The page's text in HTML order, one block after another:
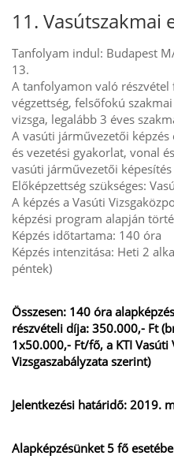
11. Vasútszakmai
Tanfolyam indul: Budapest
13.
A tanfolyamon való
végzettség, felsőfokú
vizsga, legalább 3 éves
A vasúti járművezetői
és vezetési gyakorlat, vonal
vasúti járművezetői képesítés
Előképzettség szükséges:
A képzés a Vasúti
képzési program alapján
Képzés időtartama: 140 óra
Képzés intenzitása: Heti 2
péntek)
Összesen: 140 óra
részvételi díja: 350.000,- Ft
1x50.000,- Ft/fő, a KTI Vasúti
Vizsgaszabályzata szerint)
Jelentkezési határidő: 2019.
Alapképzésünket 5 fő